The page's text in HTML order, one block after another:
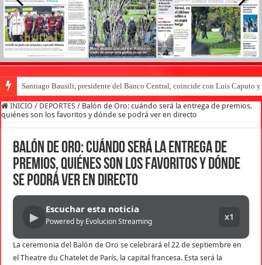
Santiago Bausili, presidente del Banco Central, coincide con Luis Caputo
INICIO / DEPORTES / Balón de Oro: cuándo será la entrega de premios,
quiénes son los favoritos y dónde se podrá ver en directo
Balón de Oro: cuándo será la entrega de
premios, quiénes son los favoritos y dónde
se podrá ver en directo
▶
Escuchar esta noticia
Powered by Evolucion Streaming x1
La ceremonia del Balón de Oro se celebrará el 22 de septiembre en
el Theatre du Chatelet de París, la capital francesa. Esta será la